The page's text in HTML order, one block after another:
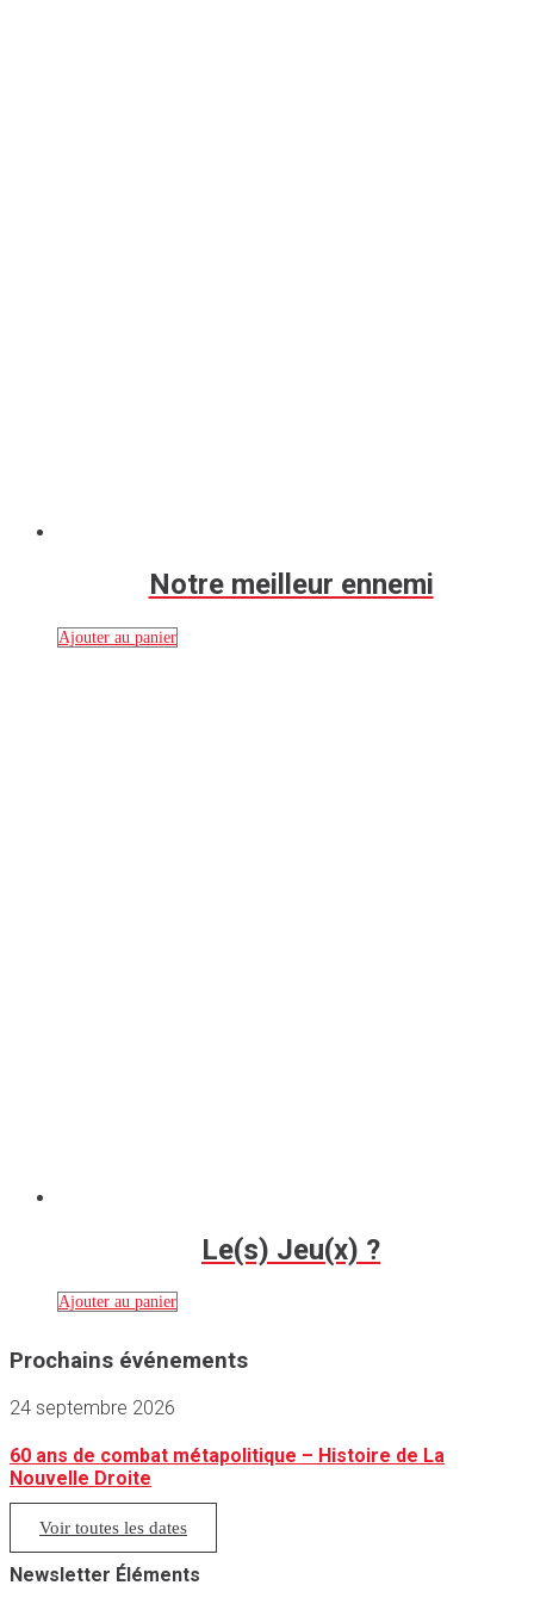
Notre meilleur ennemi
Ajouter au panier
Le(s) Jeu(x) ?
Ajouter au panier
Prochains événements
24 septembre 2026
60 ans de combat métapolitique – Histoire de La
Nouvelle Droite
Voir toutes les dates
Newsletter Éléments